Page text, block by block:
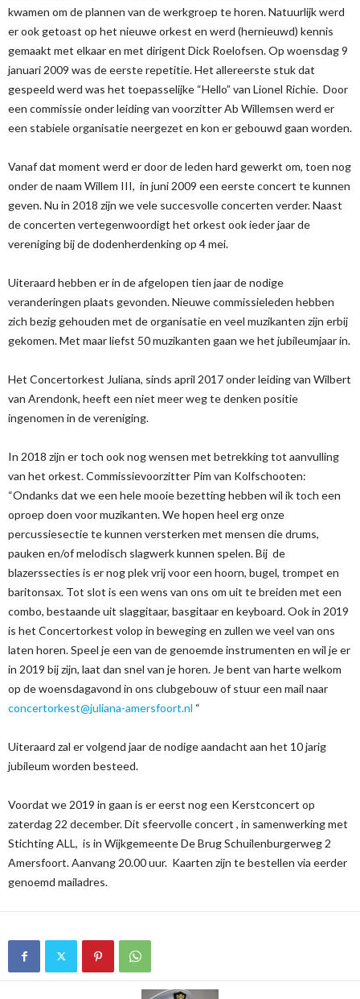
kwamen om de plannen van de werkgroep te horen. Natuurlijk werd
er ook getoast op het nieuwe orkest en werd (hernieuwd) kennis
gemaakt met elkaar en met dirigent Dick Roelofsen. Op woensdag 9
januari 2009 was de eerste repetitie. Het allereerste stuk dat
gespeeld werd was het toepasselijke “Hello” van Lionel Richie. Door
een commissie onder leiding van voorzitter Ab Willemsen werd er
een stabiele organisatie neergezet en kon er gebouwd gaan worden.
Vanaf dat moment werd er door de leden hard gewerkt om, toen nog
onder de naam Willem III, in juni 2009 een eerste concert te kunnen
geven. Nu in 2018 zijn we vele succesvolle concerten verder. Naast
de concerten vertegenwoordigt het orkest ook ieder jaar de
vereniging bij de dodenherdenking op 4 mei.
Uiteraard hebben er in de afgelopen tien jaar de nodige
veranderingen plaats gevonden. Nieuwe commissieleden hebben
zich bezig gehouden met de organisatie en veel muzikanten zijn erbij
gekomen. Met maar liefst 50 muzikanten gaan we het jubileumjaar in.
Het Concertorkest Juliana, sinds april 2017 onder leiding van Wilbert
van Arendonk, heeft een niet meer weg te denken positie
ingenomen in de vereniging.
In 2018 zijn er toch ook nog wensen met betrekking tot aanvulling
van het orkest. Commissievoorzitter Pim van Kolfschooten:
“Ondanks dat we een hele mooie bezetting hebben wil ik toch een
oproep doen voor muzikanten. We hopen heel erg onze
percussiesectie te kunnen versterken met mensen die drums,
pauken en/of melodisch slagwerk kunnen spelen. Bij de
blazerssecties is er nog plek vrij voor een hoorn, bugel, trompet en
baritonsax. Tot slot is een wens van ons om uit te breiden met een
combo, bestaande uit slaggitaar, basgitaar en keyboard. Ook in 2019
is het Concertorkest volop in beweging en zullen we veel van ons
laten horen. Speel je een van de genoemde instrumenten en wil je er
in 2019 bij zijn, laat dan snel van je horen. Je bent van harte welkom
op de woensdagavond in ons clubgebouw of stuur een mail naar
concertorkest@juliana-amersfoort.nl “
Uiteraard zal er volgend jaar de nodige aandacht aan het 10 jarig
jubileum worden besteed.
Voordat we 2019 in gaan is er eerst nog een Kerstconcert op
zaterdag 22 december. Dit sfeervolle concert , in samenwerking met
Stichting ALL, is in Wijkgemeente De Brug Schuilenburgerweg 2
Amersfoort. Aanvang 20.00 uur. Kaarten zijn te bestellen via eerder
genoemd mailadres.